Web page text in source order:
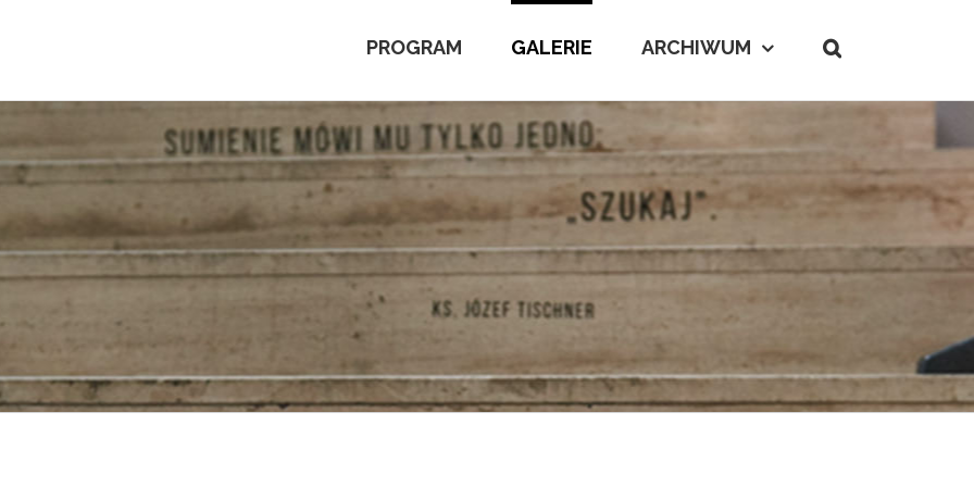
PROGRAM GALERIE ARCHIWUM